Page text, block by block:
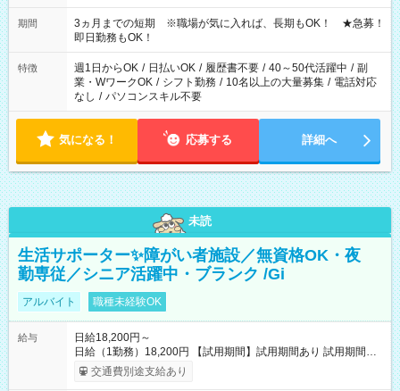
働く時間は調整できます！ お気軽に担当へ相談ください！
期間
3ヵ月までの短期 ※職場が気に入れば、長期もOK！ ★急募！
即日勤務もOK！
特徴 週1日からOK / 日払いOK / 履歴書不要 / 40～50代活躍中 / 副
業・WワークOK / シフト勤務 / 10名以上の大量募集 / 電話対応
なし / パソコンスキル不要
気になる！ 応募する 詳細へ
未読
生活サポーター✨障がい者施設／無資格OK・夜
勤専従／シニア活躍中・ブランク /Gi
アルバイト 職種未経験OK
給与
日給18,200円～
日給（1勤務）18,200円 【試用期間】試用期間あり 試用期間の
長さ：3ヶ月 雇用形態、給与は本採用時と同じです。
交通費別途支給あり